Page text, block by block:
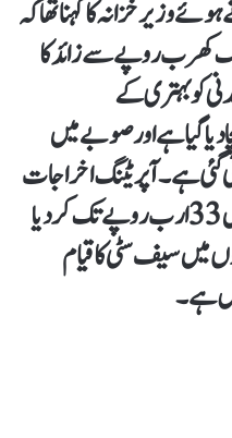
وزیرخزانہ کاکہنا تھا کہ
کھرب روپے سے زائد کا
کو بہتری کے
گیاہے اور صوبے میں
گئی ہے۔ آپریٹنگ اخراجات
کو 43ارب روپے کے مقابلے میں 33ارب روپے تک کردیا
منصوبوں میں 8 شہروں میں سیف سٹی کا قیام